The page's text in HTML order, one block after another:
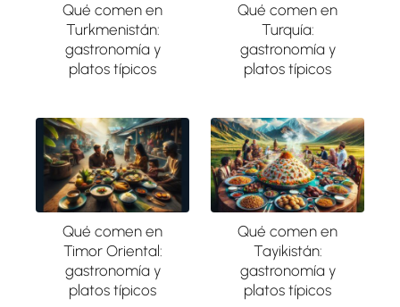
Qué comen en
Turkmenistán:
gastronomía y
platos típicos
Qué comen en
Turquía:
gastronomía y
platos típicos
Qué comen en
Timor Oriental:
gastronomía y
platos típicos
Qué comen en
Tayikistán:
gastronomía y
platos típicos